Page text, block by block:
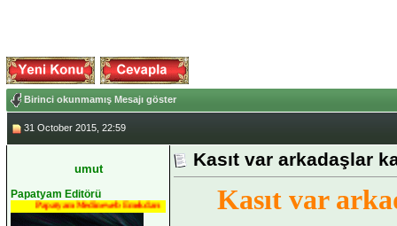
Birinci okunmamış Mesajı göster
31 October 2015, 22:59
umut
Papatyam Editörü
Papatyam Medineweb Emekdarı
Kasıt var arkadaşlar
Kasıt var